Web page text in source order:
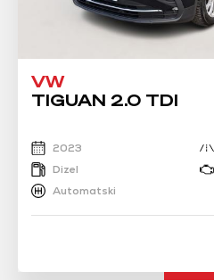
VW
TIGUAN 2.0 TDI
2023
Dizel
Automatski